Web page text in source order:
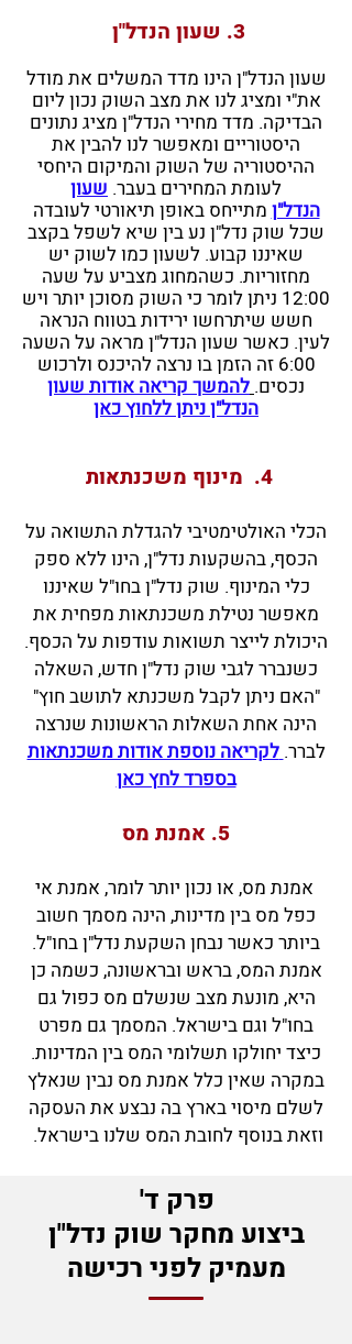
3. שעון הנדל"ן
שעון הנדל"ן הינו מדד המשלים את מודל
את"י ומציג לנו את מצב השוק נכון ליום
הבדיקה. מדד מחירי הנדל"ן מציג נתונים
היסטוריים ומאפשר לנו להבין את
ההיסטוריה של השוק והמיקום היחסי
לעומת המחירים בעבר. שעון
הנדל"ןמתייחס באופן תיאורטי לעובדה
שכל שוק נדל"ן נע בין שיא לשפל בקצב
שאיננו קבוע. לשעון כמו לשוק יש
מחזוריות. כשהמחוג מצביע על שעה
12:00 ניתן לומר כי השוק מסוכן יותר ויש
חשש שיתרחשו ירידות בטווח הנראה
לעין. כאשר שעון הנדל"ן מראה על השעה
6:00 זה הזמן בו נרצה להיכנס ולרכוש
נכסים. להמשך קריאה אודות שעון
הנדל"ן ניתן ללחוץ כאן
4. מינוף משכנתאות
הכלי האולטימטיבי להגדלת התשואה על
הכסף, בהשקעות נדל"ן, הינו ללא ספק
כלי המינוף. שוק נדל"ן בחו"ל שאיננו
מאפשר נטילת משכנתאות מפחית את
היכולת לייצר תשואות עודפות על הכסף.
כשנברר לגבי שוק נדל"ן חדש, השאלה
"האם ניתן לקבל משכנתא לתושב חוץ"
הינה אחת השאלות הראשונות שנרצה
לברר.לקריאה נוספת אודות משכנתאות
בספרד לחץ כאן
5. אמנת מס
אמנת מס, או נכון יותר לומר, אמנת אי
כפל מס בין מדינות, הינה מסמך חשוב
ביותר כאשר נבחן השקעת נדל"ן בחו"ל.
אמנת המס, בראש ובראשונה, כשמה כן
היא, מונעת מצב שנשלם מס כפול גם
בחו"ל וגם בישראל. המסמך גם מפרט
כיצד יחולקו תשלומי המס בין המדינות.
במקרה שאין כלל אמנת מס נבין שנאלץ
לשלם מיסוי בארץ בה נבצע את העסקה
וזאת בנוסף לחובת המס שלנו בישראל.
פרק ד'
ביצוע מחקר שוק נדל"ן
מעמיק לפני רכישה